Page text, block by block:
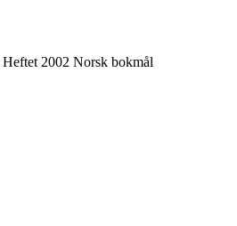
Heftet 2002 Norsk bokmål